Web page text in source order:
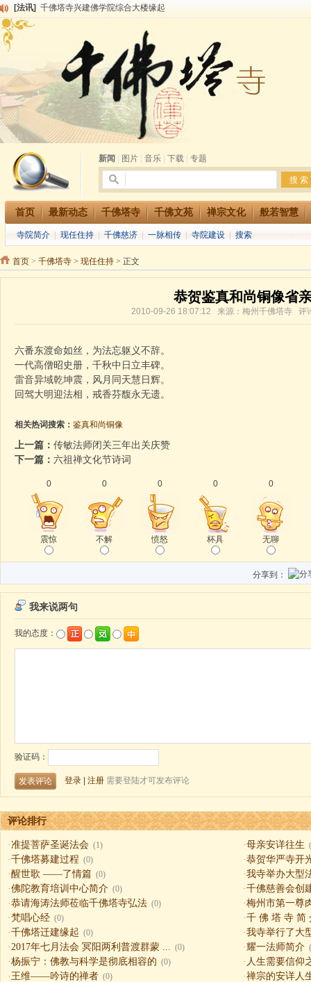
[法讯] 千佛塔寺兴建佛学院综合大楼缘起
[法讯]
千佛塔寺阅藏堂周末阅藏报名通知
清明节祭祖报恩地藏法会
[法讯]
本寺方丈上明下慧尼和尚开讲《六祖坛经》
[法讯] 2015-3-26师父于法堂对大众的开示
[法讯]
广东千佛塔寺云门佛学院女众部 2016年招生简章
[法讯]
恭请海涛法师莅临千佛塔寺弘法
[法讯]
2014年七月大法会 祈福息灾地藏七 冥阳两利普渡群蒙盂兰盆
[法讯] 千佛塔寺云门佛学院女众部2014年招生简章
新闻
图片 音乐 下载 专题
首页 最新动态 千佛塔寺 千佛文苑 禅宗文化 般若智慧
寺院简介 现任住持 千佛慈济 一脉相传 寺院建设 搜索
首页 > 千佛塔寺 > 现任住持 > 正文
恭贺鉴真和尚铜像省
2010-09-26 18:07:12 来源：梅州千佛塔寺 评
六番东渡命如丝，为法忘躯义不辞。
一代高僧昭史册，千秋中日立丰碑。
雷音异域乾坤震，风月同天慧日辉。
回驾大明迎法相，戒香芬馥永无遗。
相关热词搜索： 鉴真和尚铜像
上一篇： 传敏法师闭关三年出关庆赞
下一篇： 六祖禅文化节诗词
0
震惊
0
不解
0
愤怒
0
杯具
0
无聊
分享到：
评论排行
·准提菩萨圣诞法会 (1) ·母亲安详往生
·千佛塔募建过程 (0) ·恭贺华严寺开
·醒世歌 ——了情篇 (0) ·我寺举办大型
·佛陀教育培训中心简介 (0) ·千佛慈善会创
·恭请海涛法师莅临千佛塔寺弘法 (0) ·梅州市第一尊
·梵唱心经 (0) ·千 佛 塔 寺 简
·千佛塔迁建缘起 (0) ·我寺举行了大
·2017年七月法会 冥阳两利普渡群蒙 ... (0) ·耀一法师简介
·杨振宁：佛教与科学是彻底相容的 (0) · 人生需要信仰
·王维——吟诗的禅者 (0) ·禅宗的安详人